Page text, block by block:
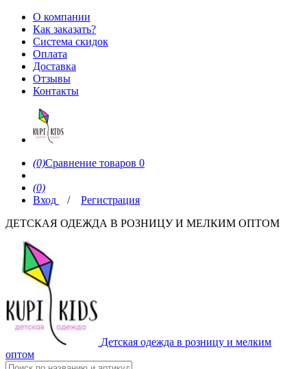
О компании
Как заказать?
Система скидок
Оплата
Доставка
Отзывы
Контакты
(0)Сравнение товаров 0
(0)
Вход
/
Регистрация
ДЕТСКАЯ ОДЕЖДА В РОЗНИЦУ И МЕЛКИМ ОПТОМ
Детская одежда в розницу и мелким
оптом